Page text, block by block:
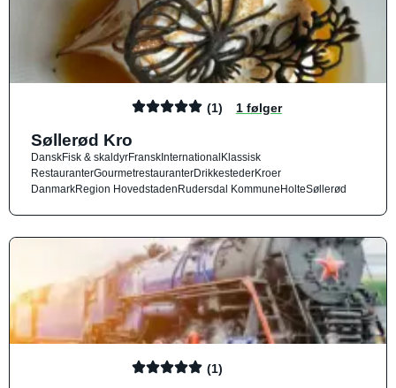
(1) 1 følger
Søllerød Kro
DanskFisk & skaldyrFranskInternationalKlassisk
RestauranterGourmetrestauranterDrikkestederKroer
DanmarkRegion HovedstadenRudersdal KommuneHolteSøllerød
(1)